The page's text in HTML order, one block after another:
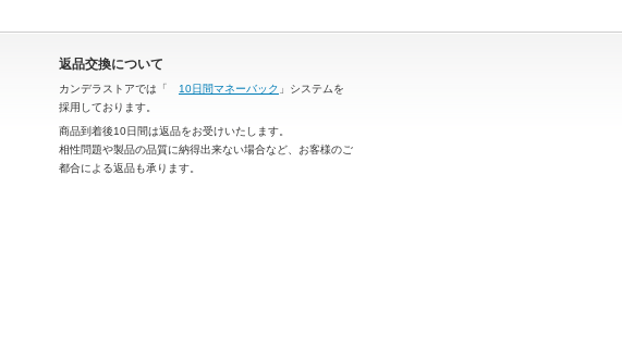
返品交換について
カンデラストアでは「 10日間マネーバック 」システムを
採用しております。
商品到着後10日間は返品をお受けいたします。
相性問題や製品の品質に納得出来ない場合など、お客様のご
都合による返品も承ります。